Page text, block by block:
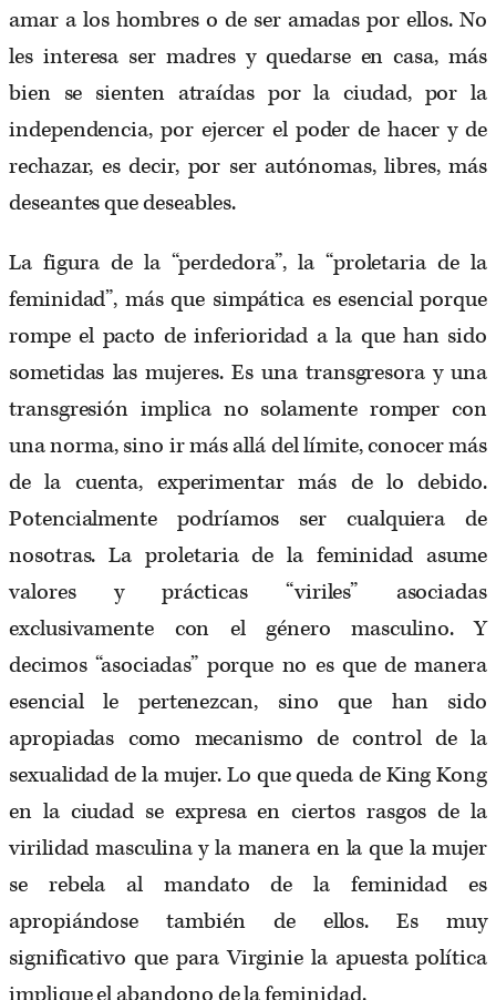
amar a los hombres o de ser amadas por ellos. No
les interesa ser madres y quedarse en casa, más
bien se sienten atraídas por la ciudad, por la
independencia, por ejercer el poder de hacer y de
rechazar, es decir, por ser autónomas, libres, más
deseantes que deseables.
La figura de la “perdedora”, la “proletaria de la
feminidad”, más que simpática es esencial porque
rompe el pacto de inferioridad a la que han sido
sometidas las mujeres. Es una transgresora y una
transgresión implica no solamente romper con
una norma, sino ir más allá del límite, conocer más
de la cuenta, experimentar más de lo debido.
Potencialmente podríamos ser cualquiera de
nosotras. La proletaria de la feminidad asume
valores y prácticas “viriles” asociadas
exclusivamente con el género masculino. Y
decimos “asociadas” porque no es que de manera
esencial le pertenezcan, sino que han sido
apropiadas como mecanismo de control de la
sexualidad de la mujer. Lo que queda de King Kong
en la ciudad se expresa en ciertos rasgos de la
virilidad masculina y la manera en la que la mujer
se rebela al mandato de la feminidad es
apropiándose también de ellos. Es muy
significativo que para Virginie la apuesta política